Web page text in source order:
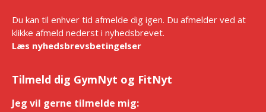
Du kan til enhver tid afmelde dig igen. Du afmelder ved at
klikke afmeld nederst i nyhedsbrevet.
Læs nyhedsbrevsbetingelser
Tilmeld dig GymNyt og FitNyt
Jeg vil gerne tilmelde mig: